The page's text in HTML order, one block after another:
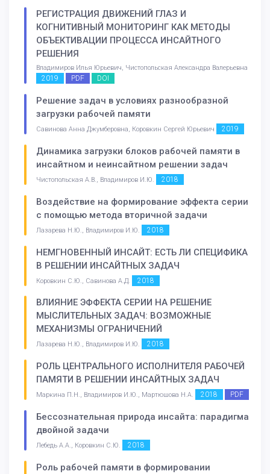
РЕГИСТРАЦИЯ ДВИЖЕНИЙ ГЛАЗ И
КОГНИТИВНЫЙ МОНИТОРИНГ КАК МЕТОДЫ
ОБЪЕКТИВАЦИИ ПРОЦЕССА ИНСАЙТНОГО
РЕШЕНИЯ
Владимиров Илья Юрьевич, Чистопольская Александра Валерьевна
2019 PDF DOI
Решение задач в условиях разнообразной
загрузки рабочей памяти
Савинова Анна Джумберовна, Коровкин Сергей Юрьевич 2019
Динамика загрузки блоков рабочей памяти в
инсайтном и неинсайтном решении задач
Чистопольская А.В., Владимиров И.Ю. 2018
Воздействие на формирование эффекта серии
с помощью метода вторичной задачи
Лазарева Н.Ю., Владимиров И.Ю. 2018
НЕМГНОВЕННЫЙ ИНСАЙТ: ЕСТЬ ЛИ СПЕЦИФИКА
В РЕШЕНИИ ИНСАЙТНЫХ ЗАДАЧ
Коровкин С.Ю., Савинова А.Д. 2018
ВЛИЯНИЕ ЭФФЕКТА СЕРИИ НА РЕШЕНИЕ
МЫСЛИТЕЛЬНЫХ ЗАДАЧ: ВОЗМОЖНЫЕ
МЕХАНИЗМЫ ОГРАНИЧЕНИЙ
Лазарева Н.Ю., Владимиров И.Ю. 2018
РОЛЬ ЦЕНТРАЛЬНОГО ИСПОЛНИТЕЛЯ РАБОЧЕЙ
ПАМЯТИ В РЕШЕНИИ ИНСАЙТНЫХ ЗАДАЧ
Маркина П.Н., Владимиров И.Ю., Мартюшова Н.А. 2018 PDF
Бессознательная природа инсайта: парадигма
двойной задачи
Лебедь А.А., Коровкин С.Ю. 2018
Роль рабочей памяти в формировании